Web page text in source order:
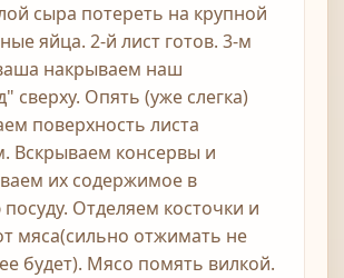
сыра потереть на крупной
яйца. 2-й лист готов. 3-м
накрываем наш
сверху. Опять (уже слегка)
поверхность листа
Вскрываем консервы и
их содержимое в
Отделяем косточки и
мяса(сильно отжимать не
будет). Мясо помять вилкой.